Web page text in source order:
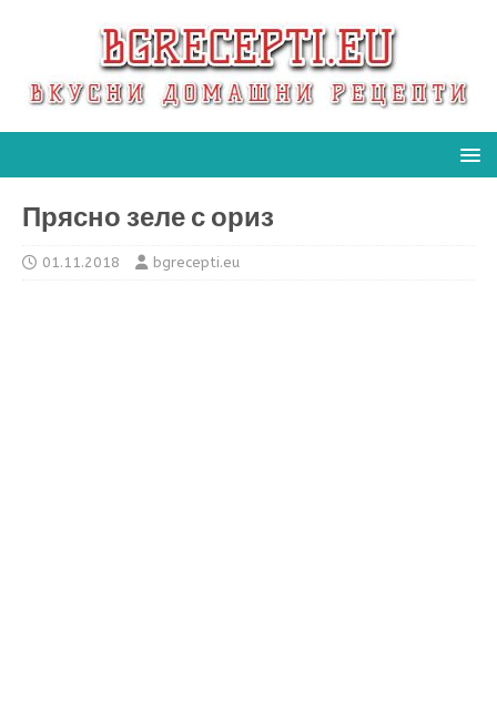
Прясно зеле с ориз
01.11.2018 bgrecepti.eu